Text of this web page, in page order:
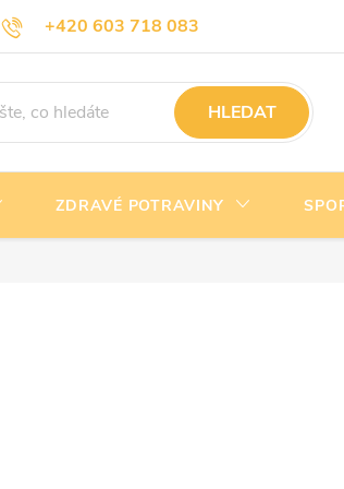
+420 603 718 083
info@nejlevnejsivyziva.cz
Doprava a platba Kontakty
HLEDAT
ZDRAVÉ POTRAVINY